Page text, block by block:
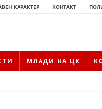
КАРАКТЕР КОНТАКТ
МЛАДИ НА ЦК